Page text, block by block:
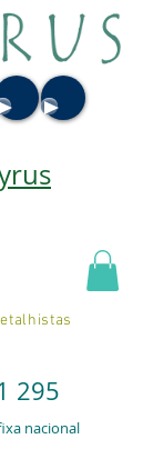
295
nacional